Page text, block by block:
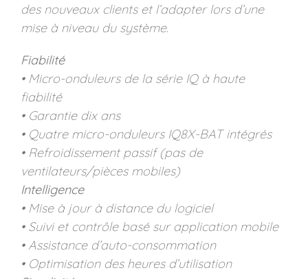
des nouveaux clients et l’adapter lors d’une
mise à niveau du système.
Fiabilité
• Micro-onduleurs de la série IQ à haute
fiabilité
• Garantie dix ans
• Quatre micro-onduleurs IQ8X-BAT intégrés
• Refroidissement passif (pas de
ventilateurs/pièces mobiles)
Intelligence
• Mise à jour à distance du logiciel
• Suivi et contrôle basé sur application mobile
• Assistance d’auto-consommation
• Optimisation des heures d’utilisation